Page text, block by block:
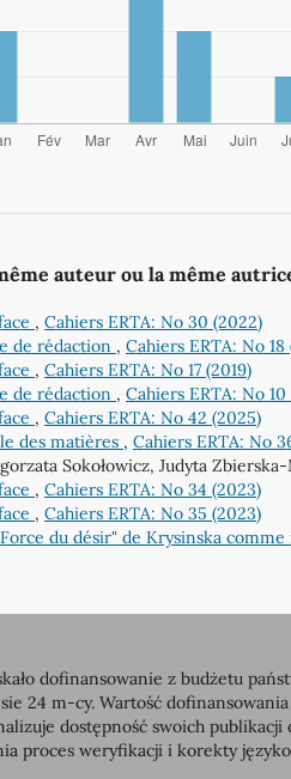
auteur ou la même
, Cahiers ERTA: No 30 (2022)
de rédaction , Cahiers ERTA: No 18
, Cahiers ERTA: No 17 (2019)
de rédaction , Cahiers ERTA: No
, Cahiers ERTA: No 42 (2025)
des matières , Cahiers ERTA: No
Sokołowicz, Judyta
, Cahiers ERTA: No 34 (2023)
, Cahiers ERTA: No 35 (2023)
du désir" de Krysinska
dofinansowanie z budżetu
24 m-cy. Wartość dofinansowania
dostępność swoich
proces weryfikacji i korekty